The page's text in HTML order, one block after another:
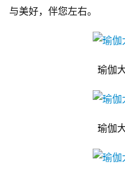
与美好，伴您左右。
瑜伽
瑜伽